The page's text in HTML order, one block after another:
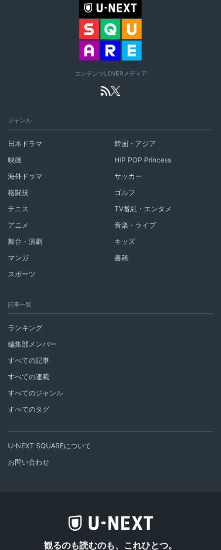
コンテンツLOVERメディア
ジャンル
日本ドラマ
韓国・アジア
映画
HIP POP Princess
海外ドラマ
サッカー
格闘技
ゴルフ
テニス
TV番組・エンタメ
アニメ
音楽・ライブ
舞台・演劇
キッズ
マンガ
書籍
スポーツ
記事一覧
ランキング
編集部メンバー
すべての記事
すべての連載
すべてのジャンル
すべてのタグ
U-NEXT SQUAREについて
お問い合わせ
観るのも読むのも、これひとつ。